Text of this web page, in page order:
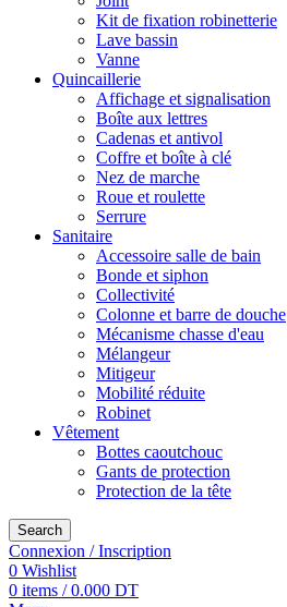
Kit de fixation robinetterie
Lave bassin
Vanne
Quincaillerie
Affichage et signalisation
Boîte aux lettres
Cadenas et antivol
Coffre et boîte à clé
Nez de marche
Roue et roulette
Serrure
Sanitaire
Accessoire salle de bain
Bonde et siphon
Collectivité
Colonne et barre de douche
Mécanisme chasse d'eau
Mélangeur
Mitigeur
Mobilité réduite
Robinet
Vêtement
Bottes caoutchouc
Gants de protection
Protection de la tête
Search
Connexion / Inscription
0 Wishlist
0 items / 0.000 DT